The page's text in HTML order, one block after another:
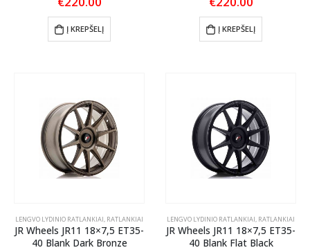
Į KREPŠELĮ Į KREPŠELĮ
LENGVO LYDINIO RATLANKIAI RATLANKIAI
JR Wheels JR11 18×7,5 ET35-
40 Blank Dark Bronze
LENGVO LYDINIO RATLANKIAI RATLANKIAI
JR Wheels JR11 18×7,5 ET35-
40 Blank Flat Black